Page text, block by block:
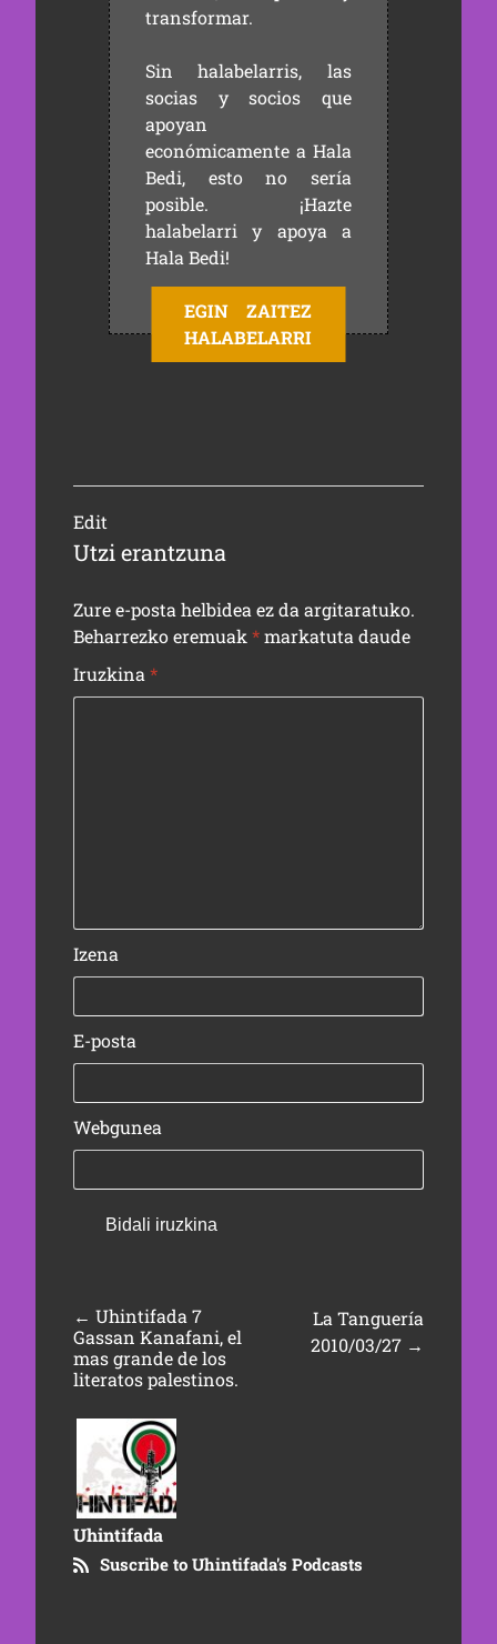
transformar.
Sin halabelarris, las
socias y socios que
apoyan
económicamente a Hala
Bedi, esto no sería
posible. ¡Hazte
halabelarri y apoya a
Hala Bedi!
EGIN ZAITEZ
HALABELARRI
Edit
Utzi erantzuna
Zure e-posta helbidea ez da argitaratuko.
Beharrezko eremuak *markatuta daude
Iruzkina *
Izena
E-posta
Webgunea
← Uhintifada 7
Gassan Kanafani, el
mas grande de los
literatos palestinos.
La Tanguería
2010/03/27 →
Uhintifada
Suscribe to Uhintifada's Podcasts